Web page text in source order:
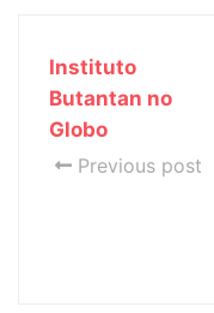
Instituto
Butantan no
Globo
Previous post